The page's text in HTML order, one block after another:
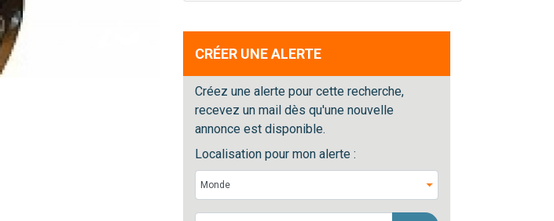
CRÉER UNE ALERTE
Créez une alerte pour cette recherche,
recevez un mail dès qu'une nouvelle
annonce est disponible.
Localisation pour mon alerte :